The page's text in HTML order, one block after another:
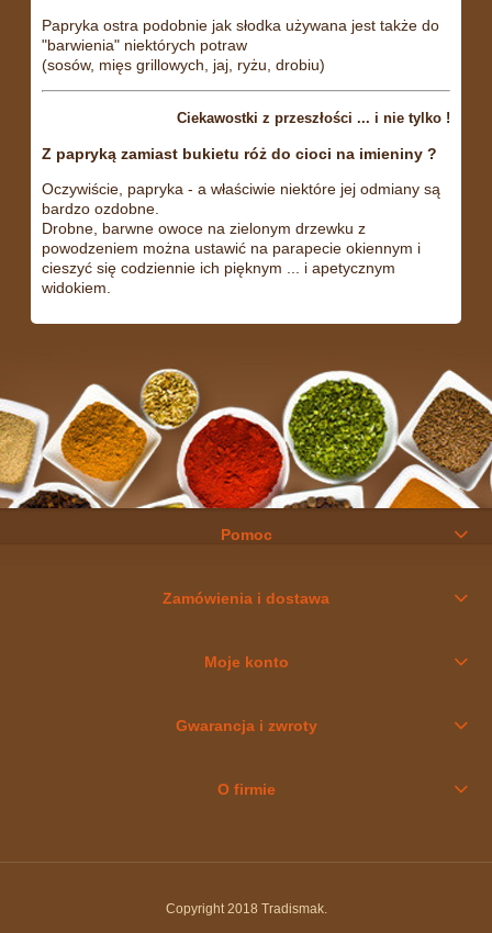
Papryka ostra podobnie jak słodka używana jest także do
"barwienia" niektórych potraw
(sosów, mięs grillowych, jaj, ryżu, drobiu)
Ciekawostki z przeszłości ... i nie tylko !
Z papryką zamiast bukietu róż do cioci na imieniny ?
Oczywiście, papryka - a właściwie niektóre jej odmiany są
bardzo ozdobne.
Drobne, barwne owoce na zielonym drzewku z
powodzeniem można ustawić na parapecie okiennym i
cieszyć się codziennie ich pięknym ... i apetycznym
widokiem.
Pomoc
Zamówienia i dostawa
Moje konto
Gwarancja i zwroty
O firmie
Copyright 2018 Tradismak.